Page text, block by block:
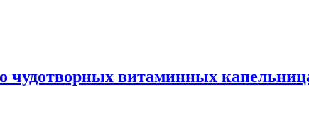
чудотворных витаминных